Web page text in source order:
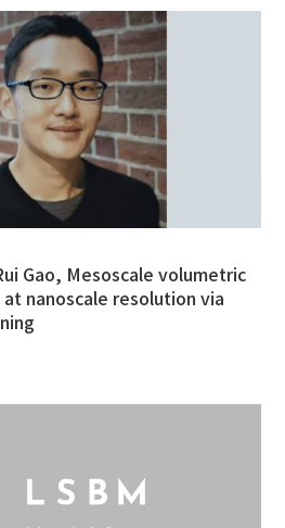
Gao, Mesoscale volumetric
nanoscale resolution via